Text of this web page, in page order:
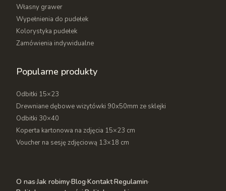
Własny grawer
Wypełnienia do pudełek
Kolorystyka pudełek
Zamówienia indywidualne
Popularne produkty
Odbitki 15×23
Drewniane dębowe wizytówki 90x50mm ze sklejki
Odbitki 30×40
Koperta kartonowa na zdjęcia 15×23 cm
Voucher na sesję zdjęciową 13×18 cm
O nas·Jak robimy·Blog·Kontakt·Regulamin·